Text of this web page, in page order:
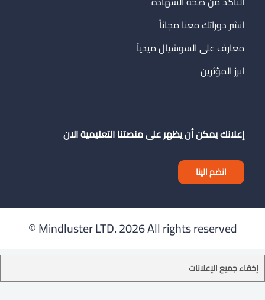
انشر دوراتك معنا مجاناً
معارف على السوشيال ميدياً
ابرز المؤثرين
إعلانك يمكن أن يظهر على منصتنا التعليمية الان
انضم الينا
Mindluster LTD.2026 All rights reserved ©
إخفاء جميع الإعلانات